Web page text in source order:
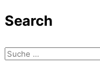
Search
Suchen
nach: